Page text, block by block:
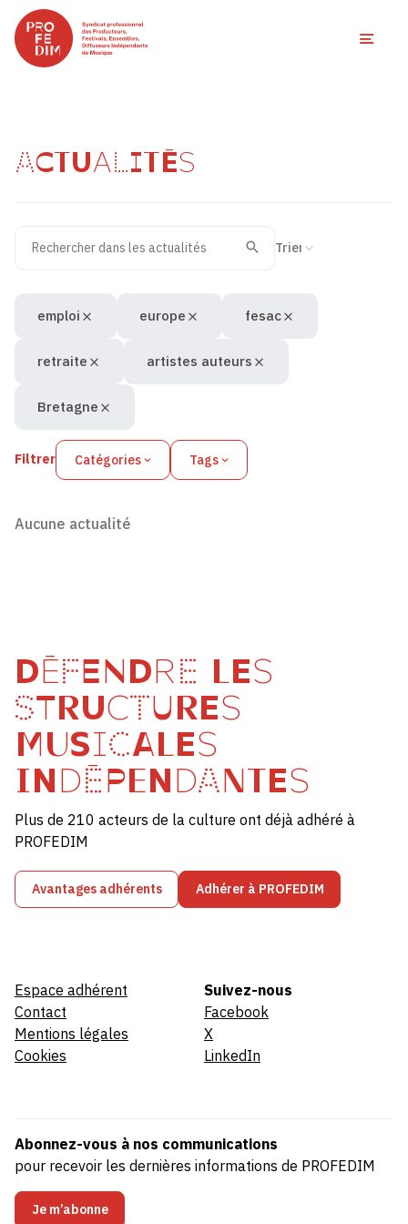
ACTUALITÉS
Recherche
Valider
Filtrer Catégories Tags
emploi europe fesac
retraite artistes auteurs
Bretagne
Aucune actualité
DÉFENDRE LES
STRUCTURES
MUSICALES
INDÉPENDANTES
Plus de 210 acteurs de la culture ont déjà adhéré à
PROFEDIM
Avantages adhérents Adhérer à PROFEDIM
Espace adhérent
Contact
Mentions légales
Cookies
Suivez-nous
Facebook
X
LinkedIn
Abonnez-vous à nos communications
pour recevoir les dernières informations de PROFEDIM
Je m’abonne